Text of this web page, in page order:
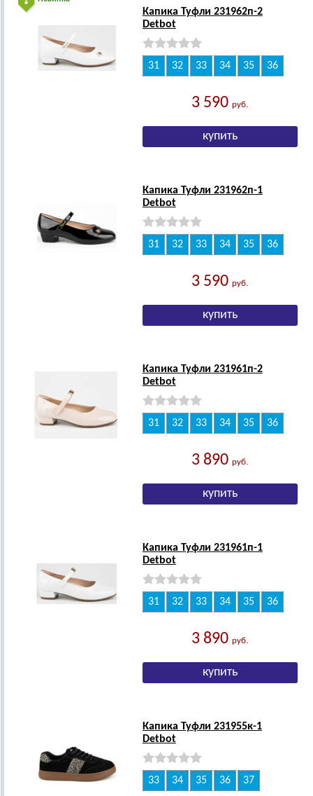
Капика Туфли 231962п-2
Detbot
31 32 33 34 35 36
3 590руб.
Капика Туфли 231962п-1
Detbot
31 32 33 34 35 36
3 590руб.
Капика Туфли 231961п-2
Detbot
31 32 33 34 35 36
3 890руб.
Капика Туфли 231961п-1
Detbot
31 32 33 34 35 36
3 890руб.
Капика Туфли 231955к-1
Detbot
33 34 35 36 37